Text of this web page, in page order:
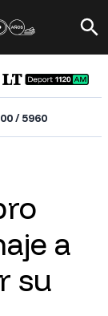
/5960
a
su